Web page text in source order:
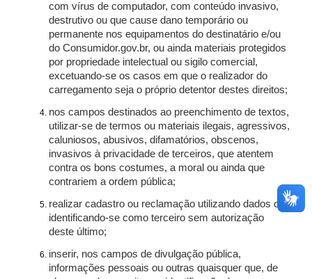
com vírus de computador, com conteúdo invasivo,
destrutivo ou que cause dano temporário ou
permanente nos equipamentos do destinatário e/ou
do Consumidor.gov.br, ou ainda materiais protegidos
por propriedade intelectual ou sigilo comercial,
excetuando-se os casos em que o realizador do
carregamento seja o próprio detentor destes direitos;
nos campos destinados ao preenchimento de textos,
utilizar-se de termos ou materiais ilegais, agressivos,
caluniosos, abusivos, difamatórios, obscenos,
invasivos à privacidade de terceiros, que atentem
contra os bons costumes, a moral ou ainda que
contrariem a ordem pública;
realizar cadastro ou reclamação utilizando dados ou
identificando-se como terceiro sem autorização
deste último;
inserir, nos campos de divulgação pública,
informações pessoais ou outras quaisquer que, de